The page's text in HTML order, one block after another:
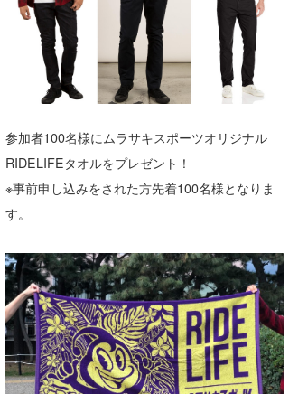
参加者100名様にムラサキスポーツオリジナル
RIDELIFEタオルをプレゼント！
※事前申し込みをされた方先着100名様となりま
す。
KY
MIN
mitz
S.K
Soulman
waka☆=
YUKI☆
たっちー
ハンマー